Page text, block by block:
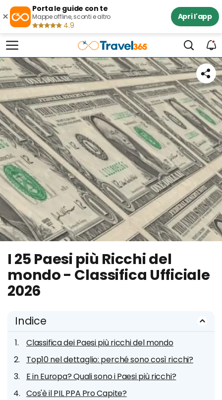
×
Porta le guide con te
Mappe offline, sconti e altro
4.9
Apri l'app
I 25 Paesi più Ricchi del
mondo - Classifica Ufficiale
2026
Indice
Classifica dei Paesi più ricchi del mondo
Top10 nel dettaglio: perché sono così ricchi?
E in Europa? Quali sono i Paesi più ricchi?
Cos'è il PIL PPA Pro Capite?